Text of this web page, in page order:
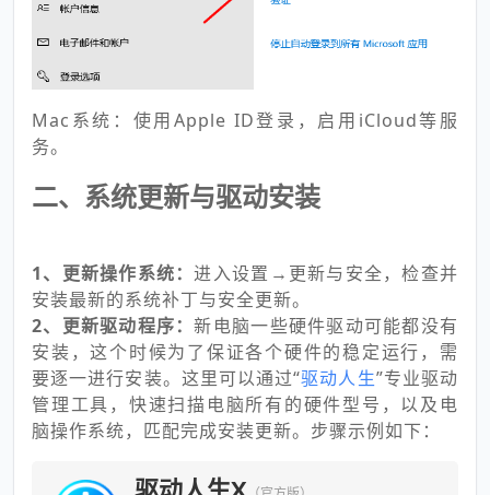
Mac系统：使用Apple ID登录，启用iCloud等服
务。
二、系统更新与驱动安装
1、更新操作系统：进入设置→更新与安全，检查并
安装最新的系统补丁与安全更新。
2、更新驱动程序：新电脑一些硬件驱动可能都没有
安装，这个时候为了保证各个硬件的稳定运行，需
要逐一进行安装。这里可以通过“驱动人生”专业驱动
管理工具，快速扫描电脑所有的硬件型号，以及电
脑操作系统，匹配完成安装更新。步骤示例如下：
驱动人生X